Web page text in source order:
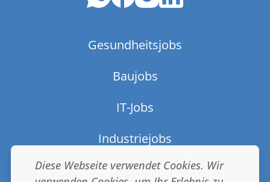
Diese Webseite verwendet Cookies. Wir
Gesundheitsjobs
Baujobs
IT-Jobs
Industriejobs
AGB